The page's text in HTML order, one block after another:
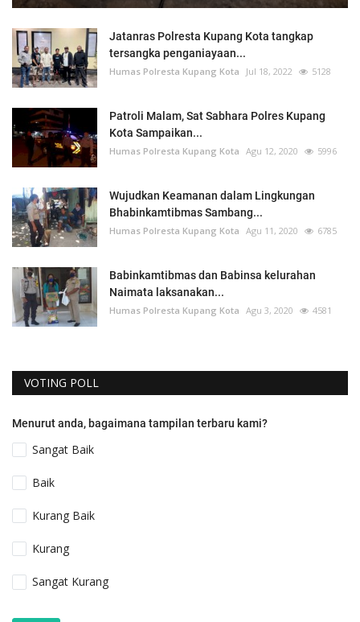
Jatanras Polresta Kupang Kota tangkap
tersangka penganiayaan...
Humas Polresta Kupang Kota Jul 18, 2022 5128
Patroli Malam, Sat Sabhara Polres Kupang
Kota Sampaikan...
Humas Polresta Kupang Kota Agu 12, 2020 5996
Wujudkan Keamanan dalam Lingkungan
Bhabinkamtibmas Sambang...
Humas Polresta Kupang Kota Agu 11, 2020 6785
Babinkamtibmas dan Babinsa kelurahan
Naimata laksanakan...
Humas Polresta Kupang Kota Agu 3, 2020 4581
VOTING POLL
Menurut anda, bagaimana tampilan terbaru kami?
Sangat Baik
Baik
Kurang Baik
Kurang
Sangat Kurang